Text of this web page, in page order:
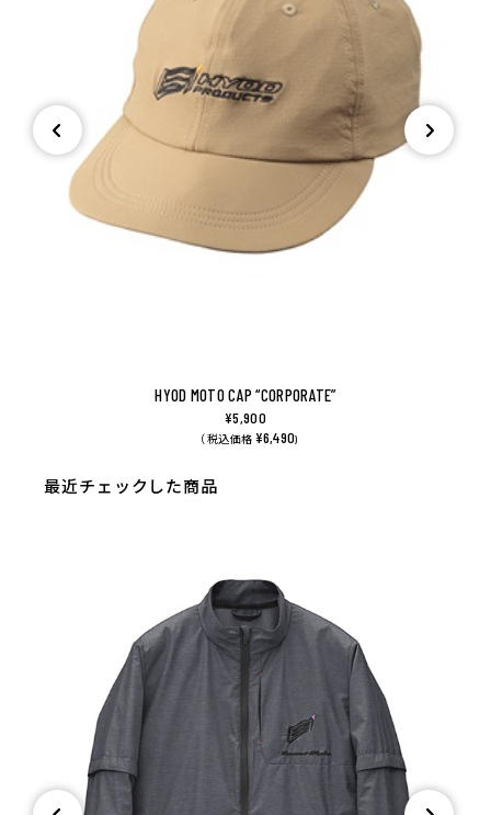
HYOD MOTO CAP “CORPORATE”
¥5,900
（ 税込価格 ¥6,490)
最近チェックした商品